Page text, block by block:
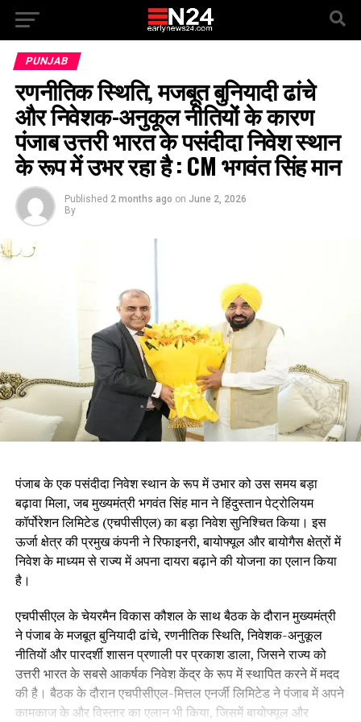
PUNJAB
रणनीतिक स्थिति, मजबूत बुनियादी ढांचे
और निवेशक-अनुकूल नीतियों के कारण
पंजाब उत्तरी भारत के पसंदीदा निवेश स्थान
के रूप में उभर रहा है : CM भगवंत सिंह मान
Published 2 months ago on June 2, 2026
By
पंजाब के एक पसंदीदा निवेश स्थान के रूप में उभार को उस समय बड़ा
बढ़ावा मिला, जब मुख्यमंत्री भगवंत सिंह मान ने हिंदुस्तान पेट्रोलियम
कॉर्पोरेशन लिमिटेड (एचपीसीएल) का बड़ा निवेश सुनिश्चित किया। इस
ऊर्जा क्षेत्र की प्रमुख कंपनी ने रिफाइनरी, बायोफ्यूल और बायोगैस क्षेत्रों में
निवेश के माध्यम से राज्य में अपना दायरा बढ़ाने की योजना का एलान किया
है।
एचपीसीएल के चेयरमैन विकास कौशल के साथ बैठक के दौरान मुख्यमंत्री
ने पंजाब के मजबूत बुनियादी ढांचे, रणनीतिक स्थिति, निवेशक-अनुकूल
नीतियों और पारदर्शी शासन प्रणाली पर प्रकाश डाला, जिसने राज्य को
उत्तरी भारत के सबसे आकर्षक निवेश केंद्र के रूप में स्थापित करने में मदद
की है। बैठक के दौरान एचपीसीएल-मित्तल एनर्जी लिमिटेड ने पंजाब में अपने
कामकाज के और विस्तार का एलान भी किया, जिसमें बायोफ्यूल और